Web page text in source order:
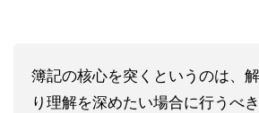
簿記の核心を突くというのは、
り理解を深めたい場合に行うべ